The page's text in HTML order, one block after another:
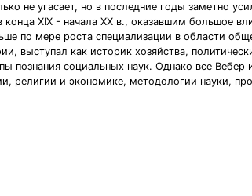
не угасает, но в последние годы заметно
XIX - начала XX в., оказавшим большое
по мере роста специализации в области
выступал как историк хозяйства,
познания социальных наук. Однако все Вебер
религии и экономике, методологии науки,